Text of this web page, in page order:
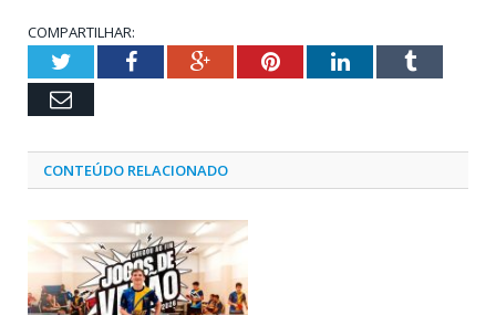
COMPARTILHAR:
TwitterFacebookGoogle+PinterestLinkedInTumblr
Email
CONTEÚDO RELACIONADO